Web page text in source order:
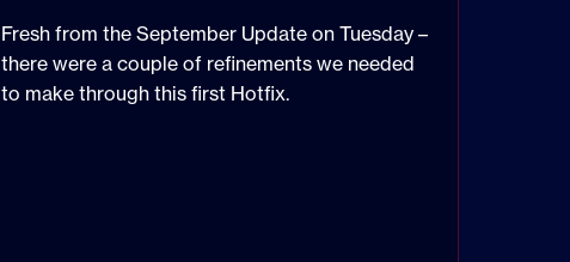
Fresh from the September Update on Tuesday –
there were a couple of refinements we needed
to make through this first Hotfix.